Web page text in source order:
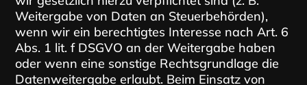
Weitergabe von Daten an Steuerbehörden),
wenn wir ein berechtigtes Interesse nach Art. 6
Abs. 1 lit. f DSGVO an der Weitergabe haben
oder wenn eine sonstige Rechtsgrundlage die
Datenweitergabe erlaubt. Beim Einsatz von